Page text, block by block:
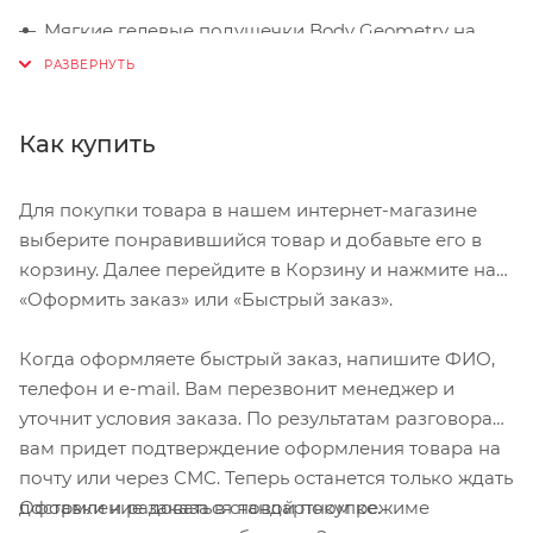
Мягкие гелевые подушечки Body Geometry на
ладони уменьшают давление и делают езду
ладони эластична и прочна
Мягкий, влаговпитывающий материал
Microwipe™ на большом пальце чтобы протирать
пот
Размер S. Длина среднего пальца до 8,1 см. Длина
см. Обхват ладони до 22 см.
Как купить
Для покупки товара в нашем интернет-магазине
выберите понравившийся товар и добавьте его в
корзину. Далее перейдите в Корзину и нажмите на
«Оформить заказ» или «Быстрый заказ».
Когда оформляете быстрый заказ, напишите ФИО,
телефон и e-mail. Вам перезвонит менеджер и
уточнит условия заказа. По результатам разговора
вам придет подтверждение оформления товара на
почту или через СМС. Теперь останется только ждать
доставки и радоваться новой покупке.
Оформление заказа в стандартном режиме